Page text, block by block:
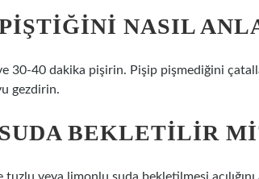
NASIL
30-40 dakika pişirin. Pişip pişmediğini
gezdirin.
BEKLETILIR